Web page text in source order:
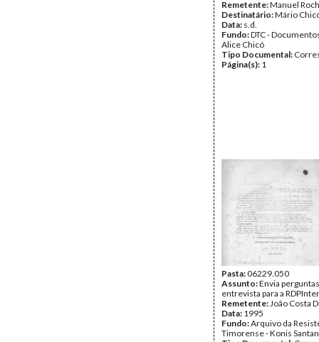
Remetente:Manuel
Destinatário:Mário
Data: s.d.
Fundo:DTC -
Alice Chicó
Tipo Documental:
Página(s): 1
Pasta:06229.050
Assunto:Envia
entrevista para a
Remetente:João Costa
Data: 1995
Fundo:Arquivo da
Timorense - Konis